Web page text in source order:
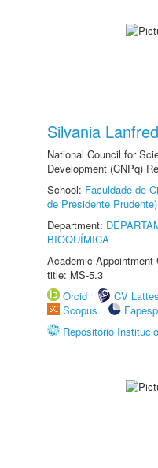
Silvania
National Council for
Development (CNPq)
School: Faculdade de
de Presidente Prudente)
Department:
BIOQUÍMICA
Academic Appointment
title: MS-5.3
Orcid
CV Lattes
Scopus
Fapesp
Repositório